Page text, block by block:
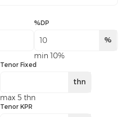
%DP
%
min 10%
Tenor Fixed
thn
max 5 thn
Tenor KPR